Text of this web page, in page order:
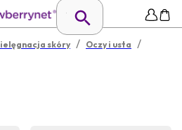
skóry / Oczy i usta /